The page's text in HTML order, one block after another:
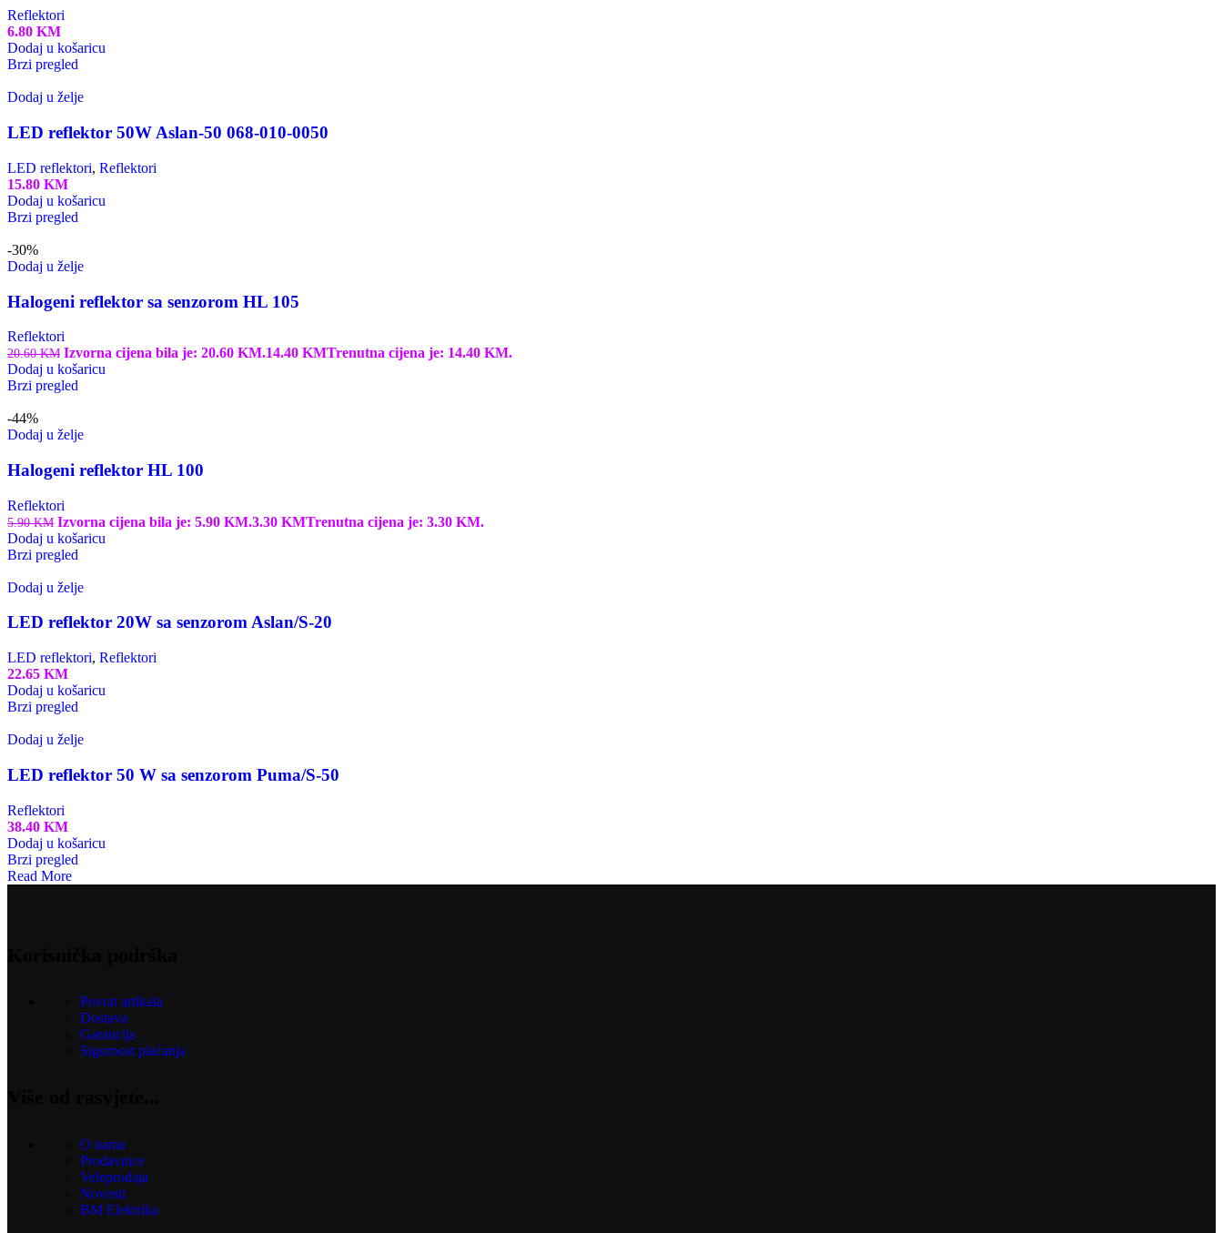
Reflektori
6.80 KM
Dodaj u košaricu
Brzi pregled
Dodaj u želje
LED reflektor 50W Aslan-50 068-010-0050
LED reflektori, Reflektori
15.80 KM
Dodaj u košaricu
Brzi pregled
-30%
Dodaj u želje
Halogeni reflektor sa senzorom HL 105
Reflektori
20.60KM Izvorna cijena bila je: 20.60 KM.14.40 KMTrenutna cijena je: 14.40 KM.
Dodaj u košaricu
Brzi pregled
-44%
Dodaj u želje
Halogeni reflektor HL 100
Reflektori
5.90KM Izvorna cijena bila je: 5.90 KM.3.30 KMTrenutna cijena je: 3.30 KM.
Dodaj u košaricu
Brzi pregled
Dodaj u želje
LED reflektor 20W sa senzorom Aslan/S-20
LED reflektori, Reflektori
22.65 KM
Dodaj u košaricu
Brzi pregled
Dodaj u želje
LED reflektor 50 W sa senzorom Puma/S-50
Reflektori
38.40 KM
Dodaj u košaricu
Brzi pregled
Read More
Povrat artikala
Dostava
Garancija
Sigurnost plaćanja
O nama
Prodavnice
Veleprodaja
Novosti
BM Elektrika